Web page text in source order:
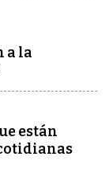
a la
están